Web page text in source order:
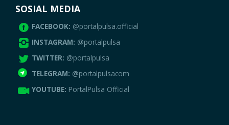
SOSIAL MEDIA
FACEBOOK: @portalpulsa.official
INSTAGRAM: @portalpulsa
TWITTER: @portalpulsa
TELEGRAM: @portalpulsacom
YOUTUBE: PortalPulsa Official